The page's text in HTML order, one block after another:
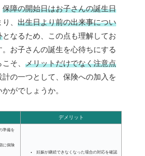
保障の開始日はお子さんの誕生日
、 出生日より前の出来事につい
となるため、この点も理解してお
。お子さんの誕生を心待ちにする
そ、 メリットだけでなく注意点
計の一つとして、保険への加入を
がでしょうか。
デメリット
準備を
に保険
妊娠が継続できなくなった場合の対応を確認